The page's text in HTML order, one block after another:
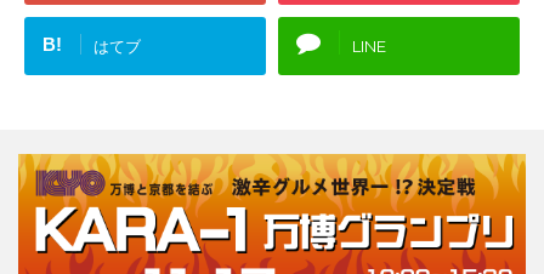
B! はてブ LINE